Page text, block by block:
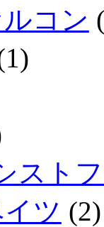
コン
スト
ツ (2)